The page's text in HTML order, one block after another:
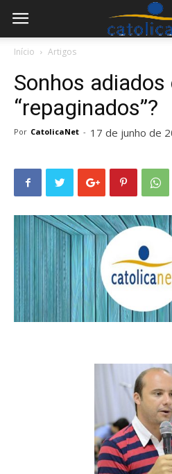
Início Artigos
Sonhos adiados
“repaginados”?
Por CatolicaNet - 17 de junho de